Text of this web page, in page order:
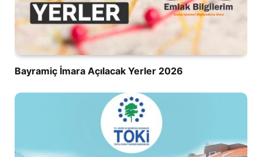
Bayramiç İmara Açılacak Yerler 2026